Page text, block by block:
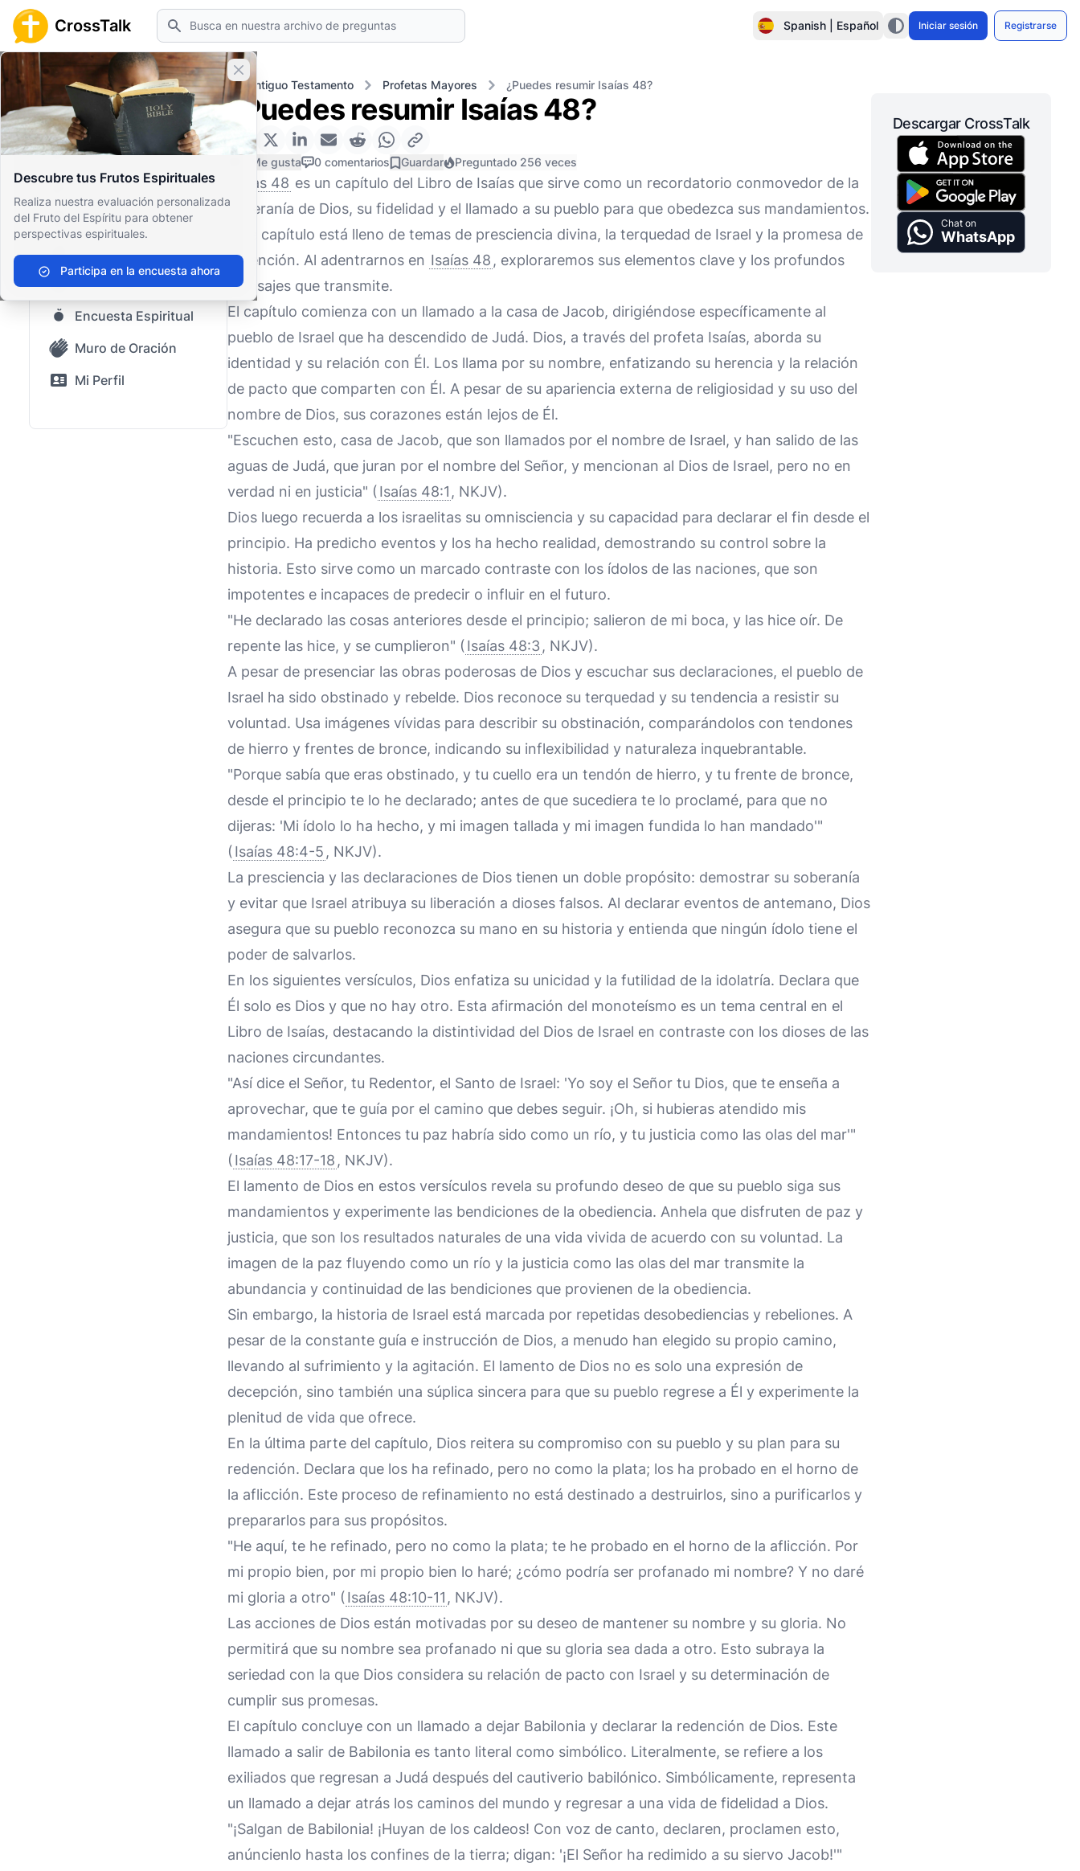
CrossTalk Buscar Spanish | Español Iniciar sesión Registrarse
Cerrar banner
Descubre tus Frutos Espirituales
Realiza nuestra evaluación personalizada
del Fruto del Espíritu para obtener
perspectivas espirituales.
Participa en la encuesta ahora
Inicio Archivo de Preguntas Antiguo Testamento Profetas Mayores ¿Puedes resumir Isaías 48?
Inicio
Archivo de Preguntas
Nuestro blog
Contenido guardado
Preguntas Populares
Biblia Sagrada
Encuesta Espiritual
Muro de Oración
Mi Perfil
¿Puedes resumir Isaías 48?
0 Me gusta 0 comentarios Guardar Preguntado 256 veces
Isaías 48 es un capítulo del Libro de Isaías que sirve como un recordatorio conmovedor de la
soberanía de Dios, su fidelidad y el llamado a su pueblo para que obedezca sus mandamientos.
Este capítulo está lleno de temas de presciencia divina, la terquedad de Israel y la promesa de
redención. Al adentrarnos en Isaías 48 , exploraremos sus elementos clave y los profundos
mensajes que transmite.
El capítulo comienza con un llamado a la casa de Jacob, dirigiéndose específicamente al
pueblo de Israel que ha descendido de Judá. Dios, a través del profeta Isaías, aborda su
identidad y su relación con Él. Los llama por su nombre, enfatizando su herencia y la relación
de pacto que comparten con Él. A pesar de su apariencia externa de religiosidad y su uso del
nombre de Dios, sus corazones están lejos de Él.
"Escuchen esto, casa de Jacob, que son llamados por el nombre de Israel, y han salido de las
aguas de Judá, que juran por el nombre del Señor, y mencionan al Dios de Israel, pero no en
verdad ni en justicia" ( Isaías 48:1 , NKJV).
Dios luego recuerda a los israelitas su omnisciencia y su capacidad para declarar el fin desde el
principio. Ha predicho eventos y los ha hecho realidad, demostrando su control sobre la
historia. Esto sirve como un marcado contraste con los ídolos de las naciones, que son
impotentes e incapaces de predecir o influir en el futuro.
"He declarado las cosas anteriores desde el principio; salieron de mi boca, y las hice oír. De
repente las hice, y se cumplieron" ( Isaías 48:3, NKJV).
A pesar de presenciar las obras poderosas de Dios y escuchar sus declaraciones, el pueblo de
Israel ha sido obstinado y rebelde. Dios reconoce su terquedad y su tendencia a resistir su
voluntad. Usa imágenes vívidas para describir su obstinación, comparándolos con tendones
de hierro y frentes de bronce, indicando su inflexibilidad y naturaleza inquebrantable.
"Porque sabía que eras obstinado, y tu cuello era un tendón de hierro, y tu frente de bronce,
desde el principio te lo he declarado; antes de que sucediera te lo proclamé, para que no
dijeras: 'Mi ídolo lo ha hecho, y mi imagen tallada y mi imagen fundida lo han mandado'"
( Isaías 48:4-5 , NKJV).
La presciencia y las declaraciones de Dios tienen un doble propósito: demostrar su soberanía
y evitar que Israel atribuya su liberación a dioses falsos. Al declarar eventos de antemano, Dios
asegura que su pueblo reconozca su mano en su historia y entienda que ningún ídolo tiene el
poder de salvarlos.
En los siguientes versículos, Dios enfatiza su unicidad y la futilidad de la idolatría. Declara que
Él solo es Dios y que no hay otro. Esta afirmación del monoteísmo es un tema central en el
Libro de Isaías, destacando la distintividad del Dios de Israel en contraste con los dioses de las
naciones circundantes.
"Así dice el Señor, tu Redentor, el Santo de Israel: 'Yo soy el Señor tu Dios, que te enseña a
aprovechar, que te guía por el camino que debes seguir. ¡Oh, si hubieras atendido mis
mandamientos! Entonces tu paz habría sido como un río, y tu justicia como las olas del mar'"
( Isaías 48:17-18 , NKJV).
El lamento de Dios en estos versículos revela su profundo deseo de que su pueblo siga sus
mandamientos y experimente las bendiciones de la obediencia. Anhela que disfruten de paz y
justicia, que son los resultados naturales de una vida vivida de acuerdo con su voluntad. La
imagen de la paz fluyendo como un río y la justicia como las olas del mar transmite la
abundancia y continuidad de las bendiciones que provienen de la obediencia.
Sin embargo, la historia de Israel está marcada por repetidas desobediencias y rebeliones. A
pesar de la constante guía e instrucción de Dios, a menudo han elegido su propio camino,
llevando al sufrimiento y la agitación. El lamento de Dios no es solo una expresión de
decepción, sino también una súplica sincera para que su pueblo regrese a Él y experimente la
plenitud de vida que ofrece.
En la última parte del capítulo, Dios reitera su compromiso con su pueblo y su plan para su
redención. Declara que los ha refinado, pero no como la plata; los ha probado en el horno de
la aflicción. Este proceso de refinamiento no está destinado a destruirlos, sino a purificarlos y
prepararlos para sus propósitos.
"He aquí, te he refinado, pero no como la plata; te he probado en el horno de la aflicción. Por
mi propio bien, por mi propio bien lo haré; ¿cómo podría ser profanado mi nombre? Y no daré
mi gloria a otro" ( Isaías 48:10-11 , NKJV).
Las acciones de Dios están motivadas por su deseo de mantener su nombre y su gloria. No
permitirá que su nombre sea profanado ni que su gloria sea dada a otro. Esto subraya la
seriedad con la que Dios considera su relación de pacto con Israel y su determinación de
cumplir sus promesas.
El capítulo concluye con un llamado a dejar Babilonia y declarar la redención de Dios. Este
llamado a salir de Babilonia es tanto literal como simbólico. Literalmente, se refiere a los
exiliados que regresan a Judá después del cautiverio babilónico. Simbólicamente, representa
un llamado a dejar atrás los caminos del mundo y regresar a una vida de fidelidad a Dios.
"¡Salgan de Babilonia! ¡Huyan de los caldeos! Con voz de canto, declaren, proclamen esto,
anúncienlo hasta los confines de la tierra; digan: '¡El Señor ha redimido a su siervo Jacob!'"
Descargar CrossTalk
Chat on
WhatsApp